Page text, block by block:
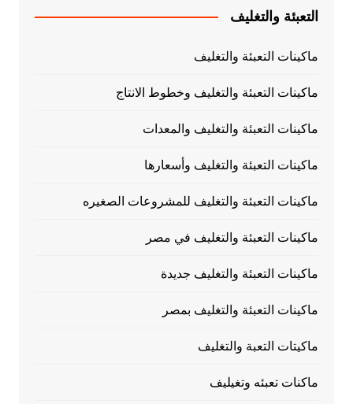
التعبئة والتغليف
ماكينات التعبئة والتغليف
ماكينات التعبئة والتغليف وخطوط الانتاج
ماكينات التعبئة والتغليف والمعدات
ماكينات التعبئة والتغليف وأسعارها
ماكينات التعبئة والتغليف للمشروعات الصغيره
ماكينات التعبئة والتغليف في مصر
ماكينات التعبئة والتغليف جديدة
ماكينات التعبئة والتغليف بمصر
ماكيتات التعبة والتغليف
ماكنات تعبئه وتغيليف